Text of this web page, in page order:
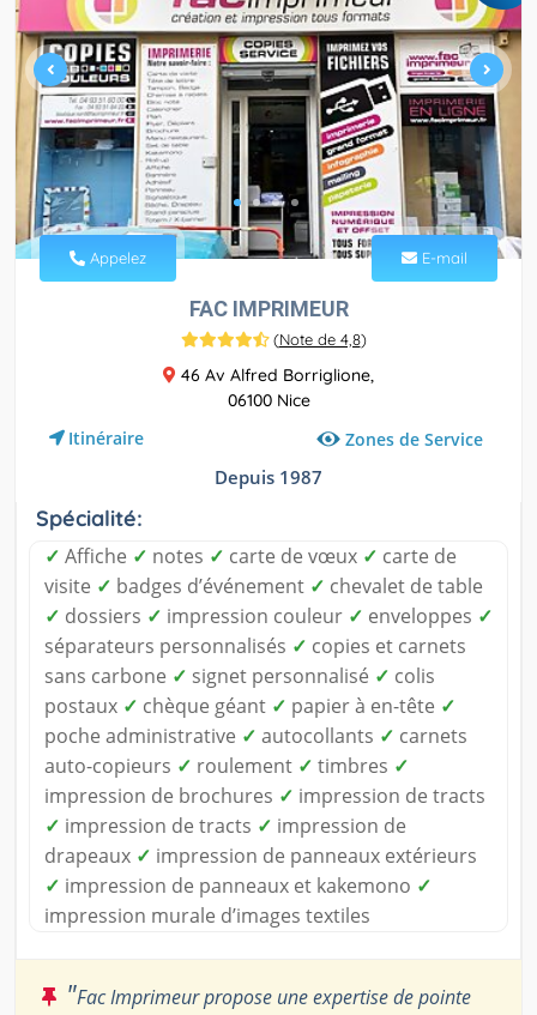
Appelez E-mail
FAC IMPRIMEUR
(Note de 4,8)
46 Av Alfred Borriglione,
06100 Nice
Itinéraire Zones de Service
Depuis 1987
Spécialité:
✓ Affiche ✓ notes ✓ carte de vœux ✓ carte de
visite ✓ badges d’événement ✓ chevalet de table
✓ dossiers ✓ impression couleur ✓ enveloppes ✓
séparateurs personnalisés ✓ copies et carnets
sans carbone ✓ signet personnalisé ✓ colis
postaux ✓ chèque géant ✓ papier à en-tête ✓
poche administrative ✓ autocollants ✓ carnets
auto-copieurs ✓ roulement ✓ timbres ✓
impression de brochures ✓ impression de tracts
✓ impression de tracts ✓ impression de
drapeaux ✓ impression de panneaux extérieurs
✓ impression de panneaux et kakemono ✓
impression murale d’images textiles
"Fac Imprimeur propose une expertise de pointe